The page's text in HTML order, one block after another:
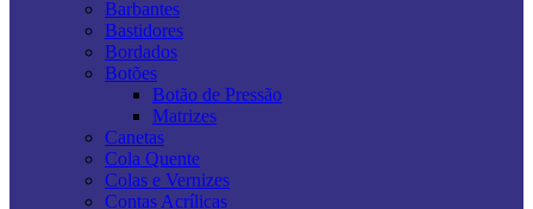
Barbantes
Bastidores
Bordados
Botões
Botão de Pressão
Matrizes
Canetas
Cola Quente
Colas e Vernizes
Contas Acrílicas